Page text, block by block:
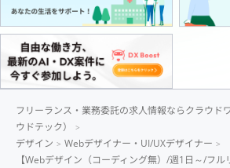
フリーランス・業務委託の求人情報ならクラウド
ウドテック）
デザイン
Webデザイナー・UI/UXデザイナー
【Webデザイン（コーディング無）/週1日～/フ